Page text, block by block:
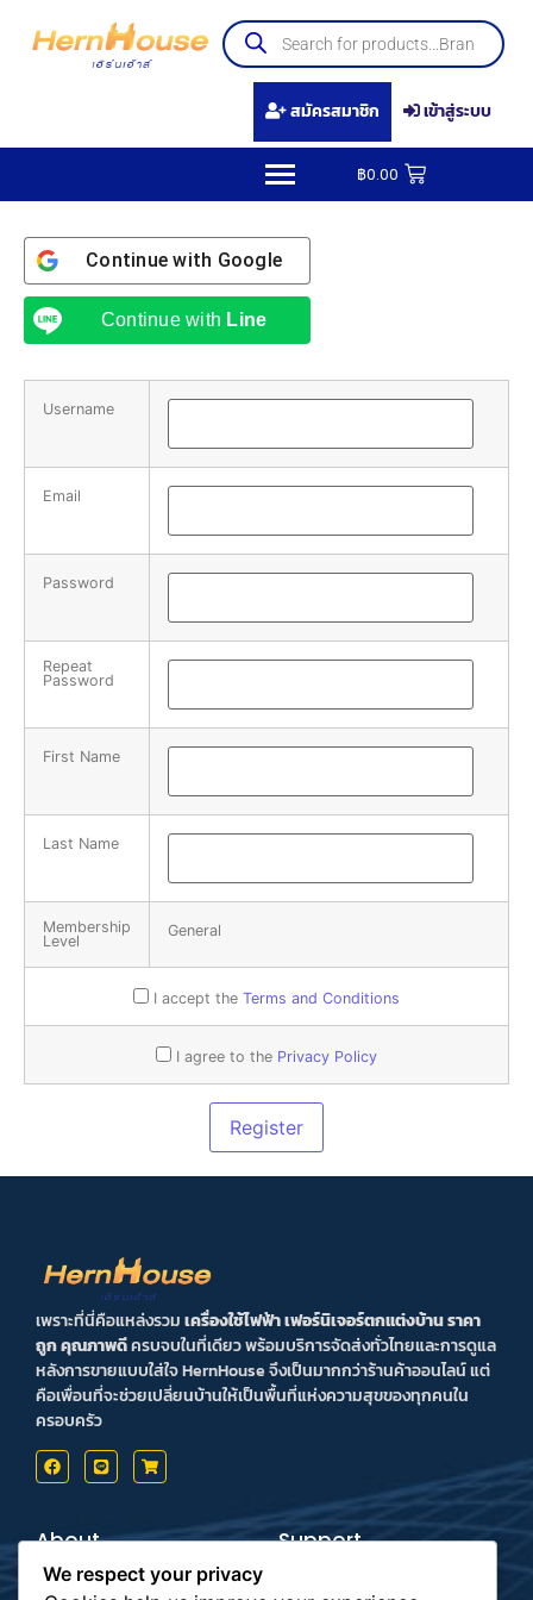
สมัครสมาชิก เข้าสู่ระบบ
฿0.00
Continue with Google
Continue with Line
Username
Email
Password
Repeat
Password
First Name
Last Name
Membership
Level
General
I accept the Terms and Conditions
I agree to the Privacy Policy
เพราะที่นี่คือแหล่งรวมเครื่องใช้ไฟฟ้า เฟอร์นิเจอร์ตกแต่งบ้าน ราคา
ถูก คุณภาพดีครบจบในที่เดียว พร้อมบริการจัดส่งทั่วไทยและการดูแล
หลังการขายแบบใส่ใจ HernHouse จึงเป็นมากกว่าร้านค้าออนไลน์ แต่
คือเพื่อนที่จะช่วยเปลี่ยนบ้านให้เป็นพื้นที่แห่งความสุขของทุกคนใน
ครอบครัว
About
Terms & Conditions
Privacy Policy
Support
Order Tracking
We respect your privacy